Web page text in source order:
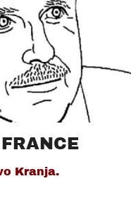
Kranja.